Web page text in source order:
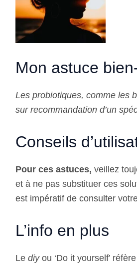
Mon astuce
Les probiotiques, comme les
sur recommandation d’un
Conseils
Pour ces astuces, veillez
et à ne pas substituer ces
est impératif de consulter
L’info en plus
Le diyou ‘Do it yourself’